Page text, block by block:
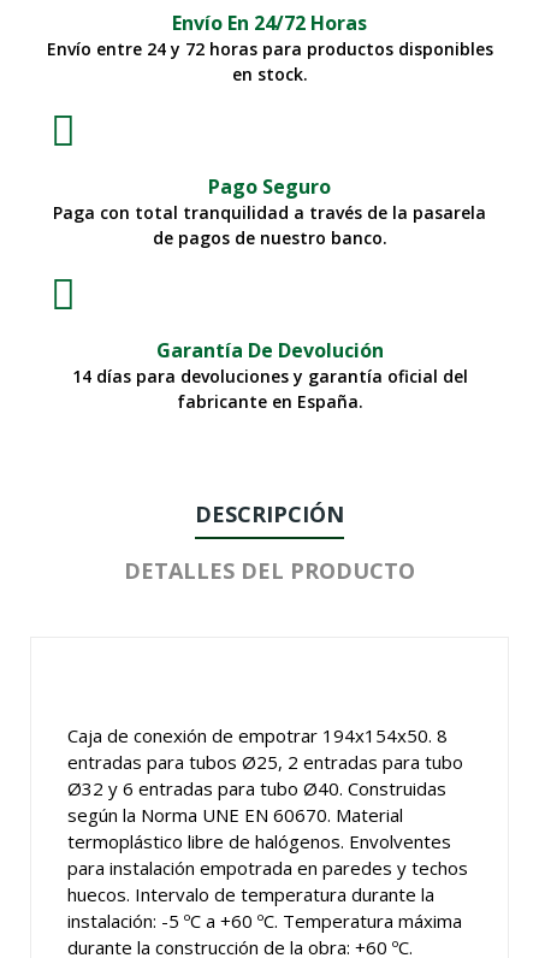
Envío En 24/72 Horas
Envío entre 24 y 72 horas para productos disponibles
en stock.
Pago Seguro
Paga con total tranquilidad a través de la pasarela
de pagos de nuestro banco.
Garantía De Devolución
14 días para devoluciones y garantía oficial del
fabricante en España.
DESCRIPCIÓN
DETALLES DEL PRODUCTO
Caja de conexión de empotrar 194x154x50. 8
entradas para tubos Ø25, 2 entradas para tubo
Ø32 y 6 entradas para tubo Ø40. Construidas
según la Norma UNE EN 60670. Material
termoplástico libre de halógenos. Envolventes
para instalación empotrada en paredes y techos
huecos. Intervalo de temperatura durante la
instalación: -5 ºC a +60 ºC. Temperatura máxima
durante la construcción de la obra: +60 ºC.